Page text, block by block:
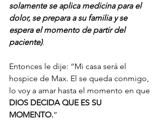
solamente se aplica medicina para el
dolor, se prepara a su familia y se
espera el momento de partir del
paciente).
Entonces le dije: “Mi casa será el
hospice de Max. El se queda conmigo,
lo voy a amar hasta el momento en que
DIOS DECIDA QUE ES SU
MOMENTO.”